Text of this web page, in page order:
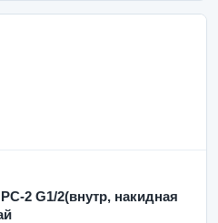
2 G1/2(внутр, накидная